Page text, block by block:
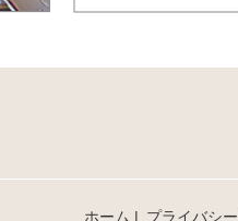
ホーム | プライバシ